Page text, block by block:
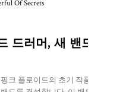
드러머, 새 밴드 결
크 플로이드의 초기 작품을 연